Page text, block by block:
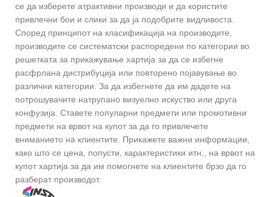
се да изберете атрактивни производи и да користите
привлечни бои и слики за да ја подобрите видливоста.
Според принципот на класификација на производите,
производите се систематски распоредени по категории во
решетката за прикажување хартија за да се избегне
расфрлана дистрибуција или повторено појавување во
различни категории. За да избегнете да им дадете на
потрошувачите натрупано визуелно искуство или друга
конфузија. Ставете популарни предмети или промотивни
предмети на врвот на купот за да го привлечете
вниманието на клиентите. Прикажете важни информации,
како што се цена, попусти, карактеристики итн., на врвот на
купот хартија за да им помогнете на клиентите брзо да го
разберат производот.